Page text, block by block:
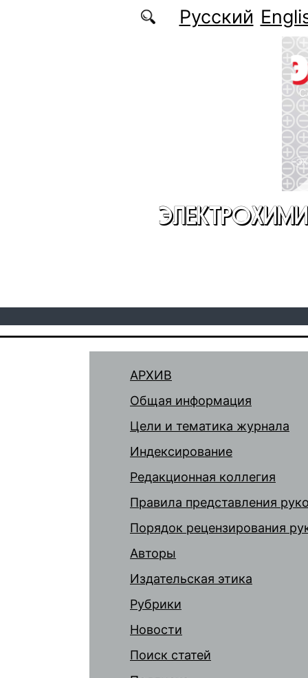
Перейти к основному содержаниюРусский
АРХИВ
Общая информация
Цели и тематика журнала
Индексирование
Редакционная коллегия
Правила представления
Порядок рецензирования
Авторы
Издательская этика
Рубрики
Новости
Поиск статей